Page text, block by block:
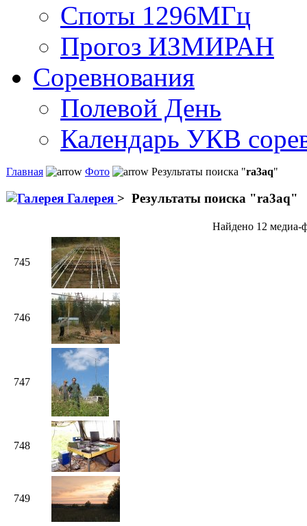
Споты 1296МГц
Прогоз ИЗМИРАН
Соревнования
Полевой День
Календарь УКВ
Главная Фото Результаты поиска "ra3aq"
Галерея > Результаты поиска "ra3aq"
Найдено 12 медиа-
745
746
747
748
749